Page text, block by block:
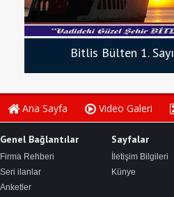
Bitlis Bülten 1. Sayı
Ana Sayfa Video Galeri
Genel Bağlantılar
Firma Rehberi
Seri ilanlar
Anketler
Sayfalar
İletişim Bilgileri
Künye